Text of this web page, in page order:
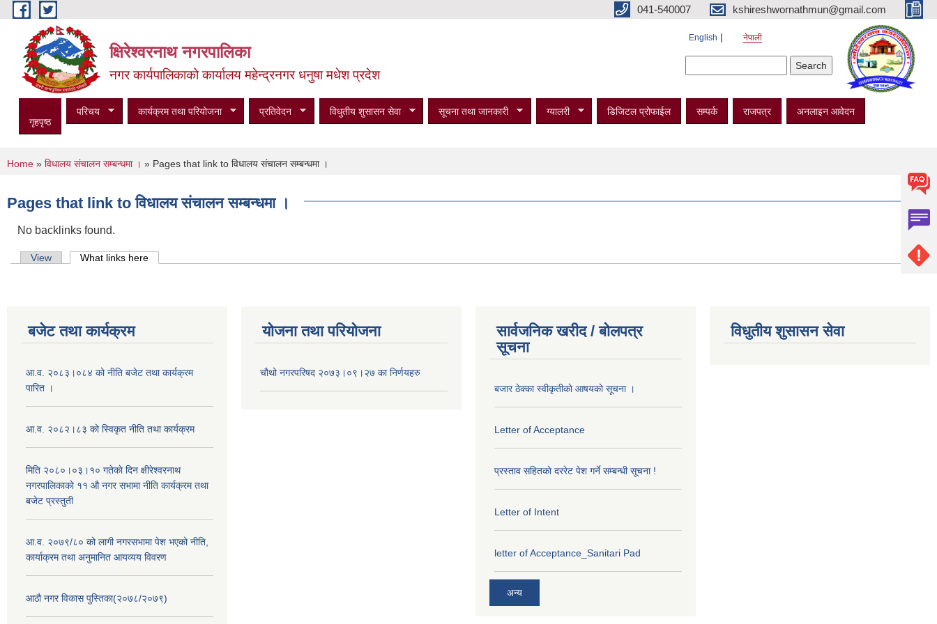
Skip to main content 041-540007 kshireshwornathmun@gmail.com
क्षिरेश्वरनाथ नगरपालिका
नगर कार्यपालिकाको कार्यालय महेन्द्रनगर धनुषा मधेश प्रदेश
English नेपाली
गृहपृष्ठ
परिचय कार्यक्रम तथा परियोजना प्रतिवेदन विधुतीय शुसासन सेवा सूचना तथा जानकारी ग्यालरी डिजिटल प्रोफाईल सम्पर्क राजपत्र अनलाइन आवेदन
You are here
Home » विधालय संचालन सम्बन्धमा । » Pages that link to विधालय संचालन सम्बन्धमा ।
Pages that link to विधालय संचालन सम्बन्धमा ।
No backlinks found.
Primary tabs
View What links here
बजेट तथा कार्यक्रम
आ.व. २०८३।०८४ को नीति बजेट तथा कार्यक्रम
पारित ।
आ.व. २०८२।८३ को स्विकृत नीति तथा कार्यक्रम
मिति २०८०।०३।१० गतेकाे दिन क्षीरेश्वरनाथ
नगरपालिकाकाे ११ ‍औ नगर सभामा नीति कार्यक्रम तथा
बजेट प्रस्तुती
आ.व. २०७९/८० को लागी नगरसभामा पेश भएको नीति,
कार्याक्रम तथा अनुमानित आयव्यय विवरण
आठौ नगर विकास पुस्तिका(२०७८/२०७९)
योजना तथा परियोजना
चौथो नगरपरिषद २०७३।०९।२७ का निर्णयहरु
सार्वजनिक खरीद / बोलपत्र
सूचना
बजार ठेक्का स्वीकृतीकाे आषयकाे सूचना ।
Letter of Acceptance
प्रस्ताव सहितकाे दररेट पेश गर्ने सम्बन्धी सूचना !
Letter of Intent
letter of Acceptance_Sanitari Pad
अन्य
विधुतीय शुसासन सेवा